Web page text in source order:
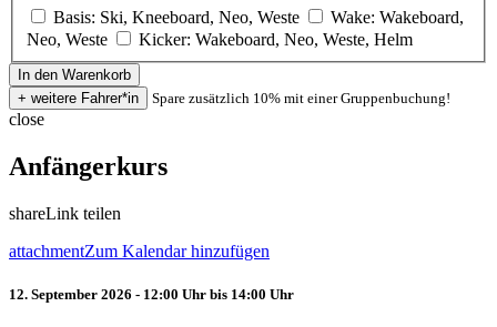
Basis: Ski, Kneeboard, Neo, Weste
Wake: Wakeboard,
Neo, Weste
Kicker: Wakeboard, Neo, Weste, Helm
Spare zusätzlich 10% mit einer Gruppenbuchung!
close
Anfängerkurs
shareLink teilen
attachmentZum Kalendar hinzufügen
12. September 2026 - 12:00 Uhr bis 14:00 Uhr